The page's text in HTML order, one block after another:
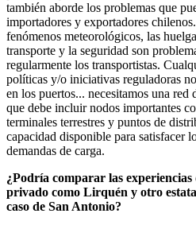
también aborde los problemas que
importadores y exportadores
fenómenos meteorológicos, las
transporte y la seguridad son
regularmente los transportistas.
políticas y/o iniciativas reguladoras
en los puertos... necesitamos una red
que debe incluir nodos importantes
terminales terrestres y puntos de
capacidad disponible para satisfacer
demandas de carga.
¿Podría comparar las
privado como Lirquén y otro
caso de San Antonio?